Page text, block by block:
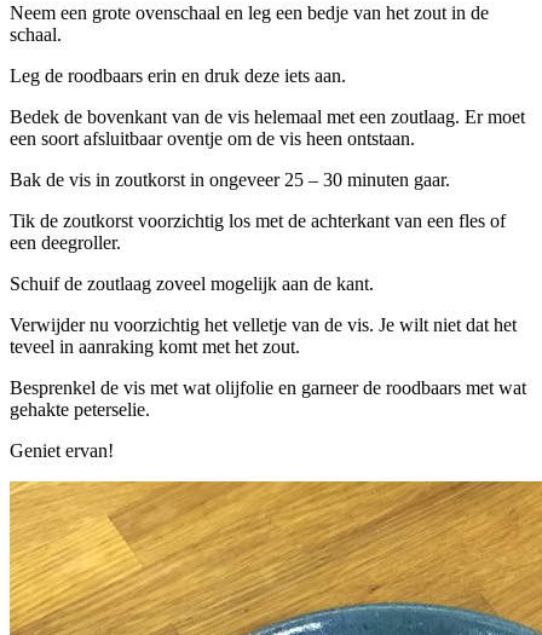
Neem een grote ovenschaal en leg een bedje van het zout in de
schaal.
Leg de roodbaars erin en druk deze iets aan.
Bedek de bovenkant van de vis helemaal met een zoutlaag. Er moet
een soort afsluitbaar oventje om de vis heen ontstaan.
Bak de vis in zoutkorst in ongeveer 25 – 30 minuten gaar.
Tik de zoutkorst voorzichtig los met de achterkant van een fles of
een deegroller.
Schuif de zoutlaag zoveel mogelijk aan de kant.
Verwijder nu voorzichtig het velletje van de vis. Je wilt niet dat het
teveel in aanraking komt met het zout.
Besprenkel de vis met wat olijfolie en garneer de roodbaars met wat
gehakte peterselie.
Geniet ervan!